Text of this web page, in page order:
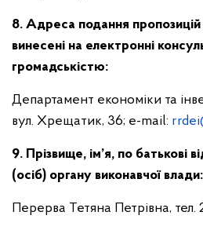
8. Адреса подання пропозицій
винесені на електронні
громадськістю:
Департамент економіки та
вул. Хрещатик, 36; e-mail:
9. Прізвище, ім’я, по батькові
(осіб) органу виконавчої влади:
Перерва Тетяна Петрівна, тел.